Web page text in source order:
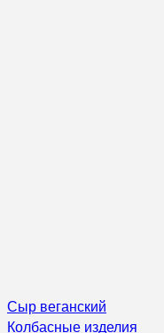
Сыр веганский
Колбасные изделия